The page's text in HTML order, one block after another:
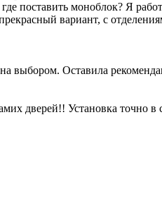
моноблок? Я
вариант, с
выбором. Оставила
дверей!! Установка